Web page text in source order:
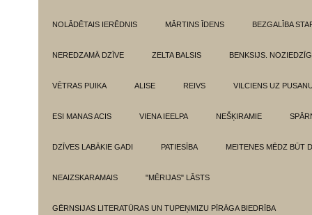
NOLĀDĒTAIS IERĒDNIS MĀRTINS ĪDENS BEZGALĪBA
NEREDZAMĀ DZĪVE ZELTA BALSIS BENKSIJS.
VĒTRAS PUIKA ALISE REIVS VILCIENS UZ
ESI MANAS ACIS VIENA IEELPA NEŠĶIRAMIE
DZĪVES LABĀKIE GADI PATIESĪBA MEITENES MĒDZ BŪT
NEAIZSKARAMAIS "MĒRIJAS" LĀSTS
GĒRNSIJAS LITERATŪRAS UN TUPEŅMIZU PĪRĀGA BIEDRĪBA